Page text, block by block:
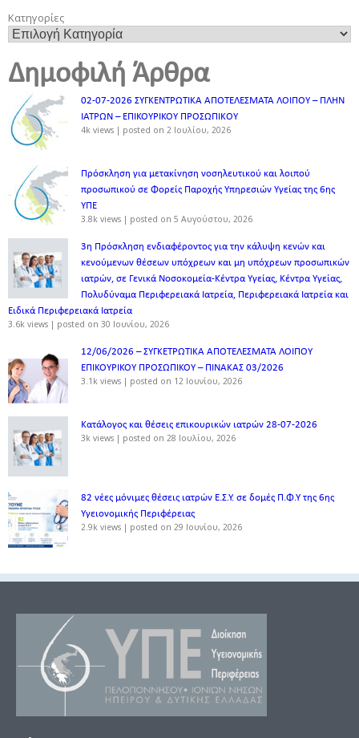
Κατηγορίες
Δημοφιλή Άρθρα
02-07-2026 ΣΥΓΚΕΝΤΡΩΤΙΚΑ ΑΠΟΤΕΛΕΣΜΑΤΑ ΛΟΙΠΟΥ – ΠΛΗΝ
ΙΑΤΡΩΝ – ΕΠΙΚΟΥΡΙΚΟΥ ΠΡΟΣΩΠΙΚOY
4k views | posted on 2 Ιουλίου, 2026
Πρόσκληση για μετακίνηση νοσηλευτικού και λοιπού
προσωπικού σε Φορείς Παροχής Υπηρεσιών Υγείας της 6ης
ΥΠΕ
3.8k views | posted on 5 Αυγούστου, 2026
3η Πρόσκληση ενδιαφέροντος για την κάλυψη κενών και
κενούμενων θέσεων υπόχρεων και μη υπόχρεων προσωπικών
ιατρών, σε Γενικά Νοσοκομεία-Κέντρα Υγείας, Κέντρα Υγείας,
Πολυδύναμα Περιφερειακά Ιατρεία, Περιφερειακά Ιατρεία και
Ειδικά Περιφερειακά Ιατρεία
3.6k views | posted on 30 Ιουνίου, 2026
12/06/2026 – ΣΥΓΚΕΤΡΩΤΙΚΑ ΑΠΟΤΕΛΕΣΜΑΤΑ ΛΟΙΠΟΥ
ΕΠΙΚΟΥΡΙΚΟΥ ΠΡΟΣΩΠΙΚΟΥ – ΠΙΝΑΚΑΣ 03/2026
3.1k views | posted on 12 Ιουνίου, 2026
Κατάλογος και θέσεις επικουρικών ιατρών 28-07-2026
3k views | posted on 28 Ιουλίου, 2026
82 νέες μόνιμες θέσεις ιατρών Ε.Σ.Υ. σε δομές Π.Φ.Υ της 6ης
Υγειονομικής Περιφέρειας
2.9k views | posted on 29 Ιουνίου, 2026